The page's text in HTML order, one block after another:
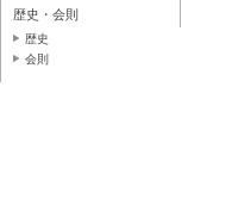
歴史・会則
歴史
会則